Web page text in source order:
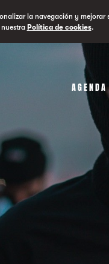
la navegación y
Política de cookies.
AGENDA